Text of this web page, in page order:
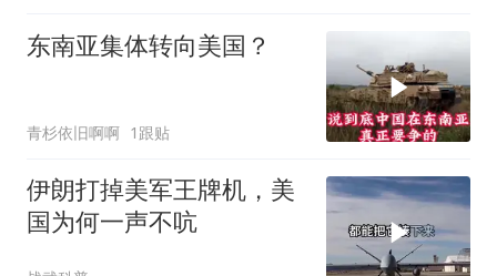
东南亚集体转向美国？
青杉依旧啊啊 1跟贴
伊朗打掉美军王牌机，美
国为何一声不吭